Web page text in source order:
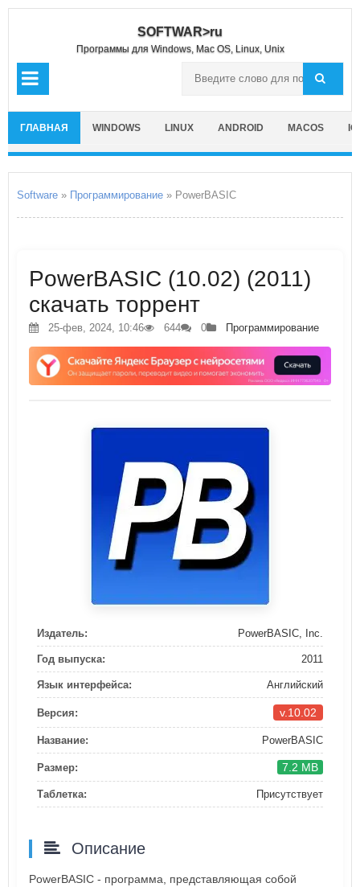
SOFTWAR>ru
Программы для Windows, Mac OS, Linux, Unix
ГЛАВНАЯ WINDOWS LINUX ANDROID MACOS
Software » Программирование » PowerBASIC
PowerBASIC (10.02) (2011)
скачать торрент
25-фев, 2024, 10:46 644 0 Программирование
Издатель: PowerBASIC, Inc.
Год выпуска: 2011
Язык интерфейса: Английский
Версия: v.10.02
Название: PowerBASIC
Размер: 7.2 MB
Таблетка: Присутствует
Описание
PowerBASIC - программа, представляющая собой